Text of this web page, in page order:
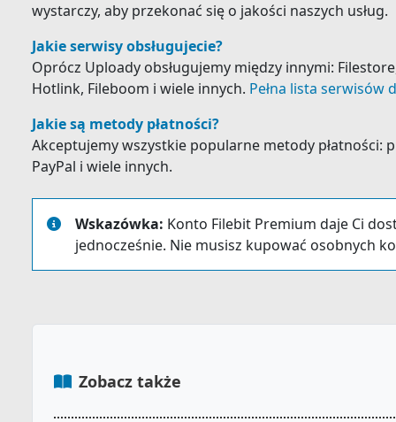
wystarczy, aby przekonać się o jakości naszych usług.
Jakie serwisy obsługujecie?
Oprócz Uploady obsługujemy między innymi:
Hotlink, Fileboom i wiele innych. Pełna lista serwisów
Jakie są metody płatności?
Akceptujemy wszystkie popularne metody płatności:
PayPal i wiele innych.
Wskazówka: Konto Filebit Premium daje Ci
jednocześnie. Nie musisz kupować osobnych
Zobacz także